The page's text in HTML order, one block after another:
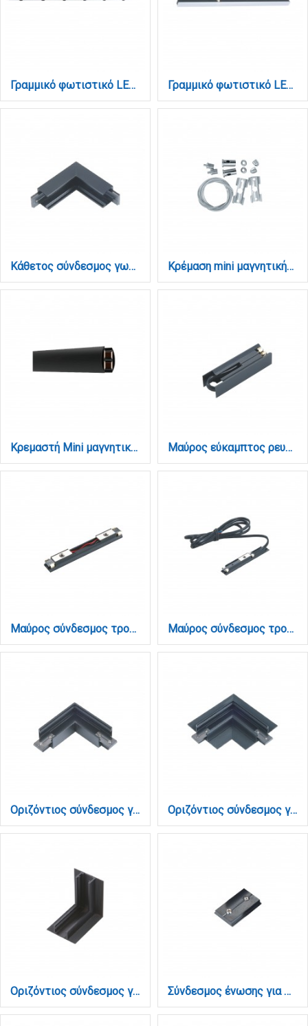
Γραμμικό φωτιστικό LED 6W 3000K για μαγνητική Mini ράγα σε μαύρη απόχρωση D:30cmx1,6cm (TMM0011-Black) Γραμμικό φωτιστικό LED 6W 3000K για μαγνητική Mini ράγα σε μαύρη απόχρωση D:30cmx1,6cm (TMM0041-Black)
Κάθετος σύνδεσμος γωνία για μαγνητική mini ράγα σε μαύρη απόχρωση (TCM002-Black) Κρέμαση mini μαγνητικής ράγας ράγας (TCM009)
Κρεμαστή Mini μαγνητική ράγα σε μαύρη απόχρωση D:2m (TRM0030-Black) Μαύρος εύκαμπτος ρευματοδότης για mini μαγνητική ράγα (TCM007-Black)
Μαύρος σύνδεσμος τροφοδοσία απο driver σε ράγα για mini μαγνητική ράγα (TCM005-Black) Μαύρος σύνδεσμος τροφοδοσία απο driver σε ράγα για mini μαγνητική ράγα (TCM006-Black)
Οριζόντιος σύνδεσμος γωνία για μαγνητική mini ράγα σε μαύρη απόχρωση (TCM001-Black) Οριζόντιος σύνδεσμος γωνία για μαγνητική mini χωνευτή ράγα σε μαύρη απόχρωση (TCM003-Black)
Οριζόντιος σύνδεσμος γωνία για μαγνητική mini χωνευτή ράγα σε μαύρη απόχρωση (TCM004-Black) Σύνδεσμος ένωσης για mini μαγνητική ράγα (TCM008-Black)